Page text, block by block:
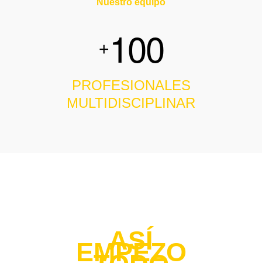
Nuestro equipo
+ 100
PROFESIONALES
MULTIDISCIPLINAR
ASÍ
EMPEZO